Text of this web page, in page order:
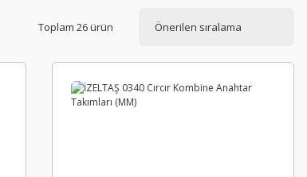
Toplam 26 ürün